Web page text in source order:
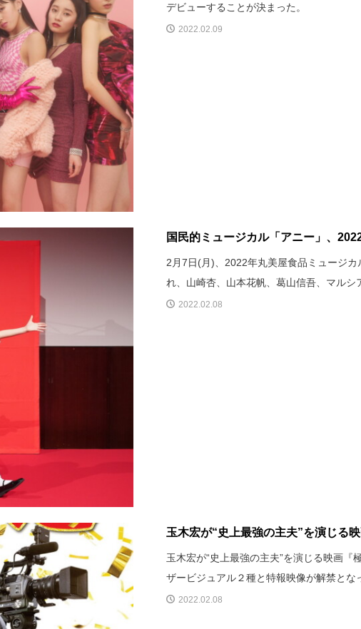
デビューすることが決まった。
2022.02.09
国民的ミュージカル「アニー」、
2月7日(月)、2022年丸美屋食品ミュージ
れ、山崎杏、山本花帆、葛山信吾、マルシ
2022.02.08
玉木宏が“史上最強の主夫”を演じる
玉木宏が“史上最強の主夫”を演じる映画
ザービジュアル２種と特報映像が解禁とな
2022.02.08